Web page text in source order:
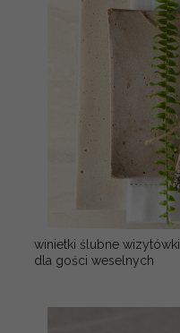
winietki ślubne wizytówki
dla gości weselnych